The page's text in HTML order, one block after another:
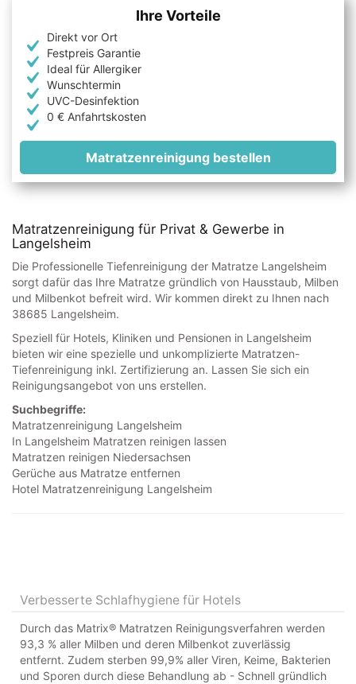
Ihre Vorteile
Direkt vor Ort
Festpreis Garantie
Ideal für Allergiker
Wunschtermin
UVC-Desinfektion
0 € Anfahrtskosten
Matratzenreinigung bestellen
Matratzenreinigung für Privat & Gewerbe in
Langelsheim
Die Professionelle Tiefenreinigung der Matratze Langelsheim
sorgt dafür das Ihre Matratze gründlich von Hausstaub, Milben
und Milbenkot befreit wird. Wir kommen direkt zu Ihnen nach
38685 Langelsheim.
Speziell für Hotels, Kliniken und Pensionen in Langelsheim
bieten wir eine spezielle und unkomplizierte Matratzen-
Tiefenreinigung inkl. Zertifizierung an. Lassen Sie sich ein
Reinigungsangebot von uns erstellen.
Suchbegriffe:
Matratzenreinigung Langelsheim
In Langelsheim Matratzen reinigen lassen
Matratzen reinigen Niedersachsen
Gerüche aus Matratze entfernen
Hotel Matratzenreinigung Langelsheim
Verbesserte Schlafhygiene für Hotels
Durch das Matrix® Matratzen Reinigungsverfahren werden
93,3 % aller Milben und deren Milbenkot zuverlässig
entfernt. Zudem sterben 99,9% aller Viren, Keime, Bakterien
und Sporen durch diese Behandlung ab - Schnell gründlich